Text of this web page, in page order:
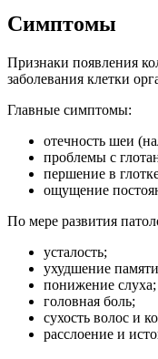
Симптомы
Признаки появления
заболевания клетки
Главные симптомы:
отечность шеи
проблемы с
першение в
ощущение
По мере развития
усталость;
ухудшение
понижение слуха;
головная боль;
сухость волос и
расслоение и